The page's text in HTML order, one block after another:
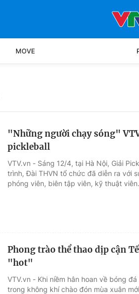
MOVE
"Những người chạy sóng"
pickleball
VTV.vn - Sáng 12/4, tại Hà Nội, Giải
trình, Đài THVN tổ chức đã diễn ra với
phóng viên, biên tập viên, kỹ thuật
Phong trào thể thao dịp cận
"hot"
VTV.vn - Khi niềm hân hoan về bóng
trong không khí chào đón mùa xuân